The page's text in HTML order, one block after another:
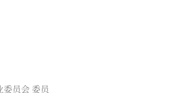
员会 委员